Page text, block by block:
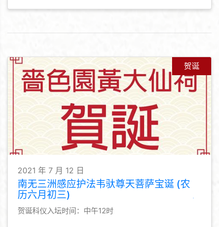
贺诞
2021 年 7 月 12 日
南无三洲感应护法韦驮尊天菩萨宝诞 (农
历六月初三)
贺诞科仪入坛时间：中午12时